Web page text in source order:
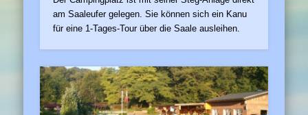
am Saaleufer gelegen. Sie können sich ein Kanu
für eine 1-Tages-Tour über die Saale ausleihen.